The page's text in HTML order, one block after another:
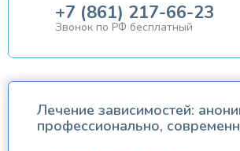
+7 (861) 217-66-23
Звонок по РФ бесплатный
Лечение зависимостей:
профессионально,